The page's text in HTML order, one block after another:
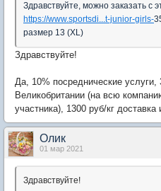
Здравствуйте, можно заказать с
https://www.sportsdi...t-junior-girls-
размер 13 (XL)
Здравствуйте!
Да, 10% посреднические услуги,
Великобритании (на всю
участника), 1300 руб/кг
Олик
01 мар 2021
Здравствуйте!